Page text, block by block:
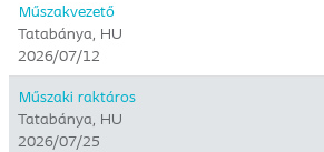
Műszakvezető
Tatabánya, HU
2026/07/12
Műszaki raktáros
Tatabánya, HU
2026/07/25